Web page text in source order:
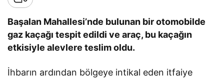
Başalan Mahallesi’nde bulunan bir otomobilde
gaz kaçağı tespit edildi ve araç, bu kaçağın
etkisiyle alevlere teslim oldu.
İhbarın ardından bölgeye intikal eden itfaiye